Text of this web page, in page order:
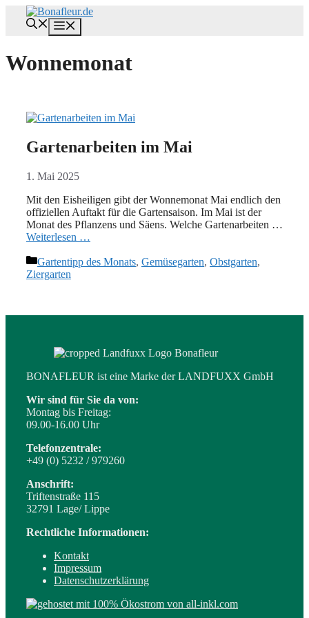
Inhalt
Wonnemonat
Gartenarbeiten im Mai
1. Mai 2025
Mit den Eisheiligen gibt der Wonnemonat Mai endlich den
offiziellen Auftakt für die Gartensaison. Im Mai ist der
Monat des Pflanzens und Säens. Welche Gartenarbeiten …
Weiterlesen …
Kategorien
Gartentipp des Monats, Gemüsegarten, Obstgarten,
Ziergarten
BONAFLEUR ist eine Marke der LANDFUXX GmbH
Wir sind für Sie da von:
Montag bis Freitag:
09.00-16.00 Uhr
Telefonzentrale:
+49 (0) 5232 / 979260
Anschrift:
Triftenstraße 115
32791 Lage/ Lippe
Rechtliche Informationen:
Kontakt
Impressum
Datenschutzerklärung